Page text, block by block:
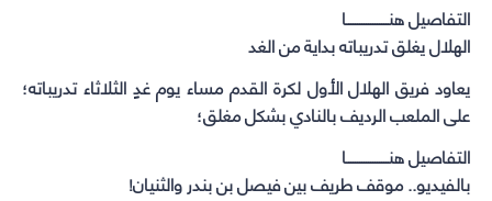
التفاصيل هنـــــــــــــــــــا
الهلال يغلق تدريباته بداية من الغد
يعاود فريق ⁧الهلال⁩ الأول لكرة القدم مساء يوم غدٍ الثلاثاء تدريباته؛
على الملعب الرديف بالنادي بشكل مغلق؛
التفاصيل هنـــــــــــــــــــا
بالفيديو.. موقف طريف بين فيصل بن بندر والثنيان!